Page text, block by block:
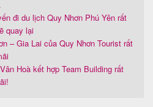
đi du lịch Quy Nhơn Phú Yên rất
quay lại
– Gia Lai của Quy Nhơn Tourist rất
Hoà kết hợp Team Building rất